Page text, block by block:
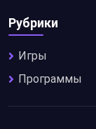
Рубрики
Игры
Программы